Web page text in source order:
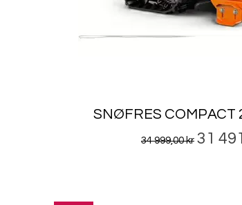
SNØFRES COMPACT
Vanlig pris
34 999,00 kr 31